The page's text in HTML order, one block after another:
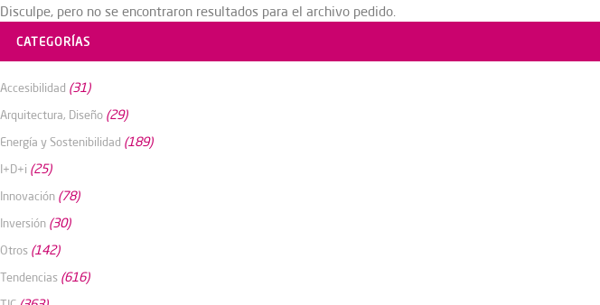
Disculpe, pero no se encontraron resultados para el archivo pedido.
CATEGORÍAS
Accesibilidad (31)
Arquitectura, Diseño (29)
Energía y Sostenibilidad (189)
I+D+i (25)
Innovación (78)
Inversión (30)
Otros (142)
Tendencias (616)